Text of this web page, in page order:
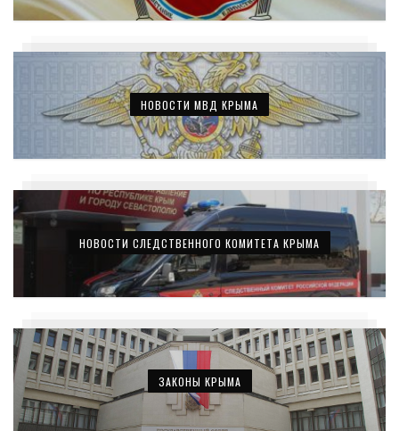
НОВОСТИ МВД КРЫМА
НОВОСТИ СЛЕДСТВЕННОГО КОМИТЕТА КРЫМА
ЗАКОНЫ КРЫМА